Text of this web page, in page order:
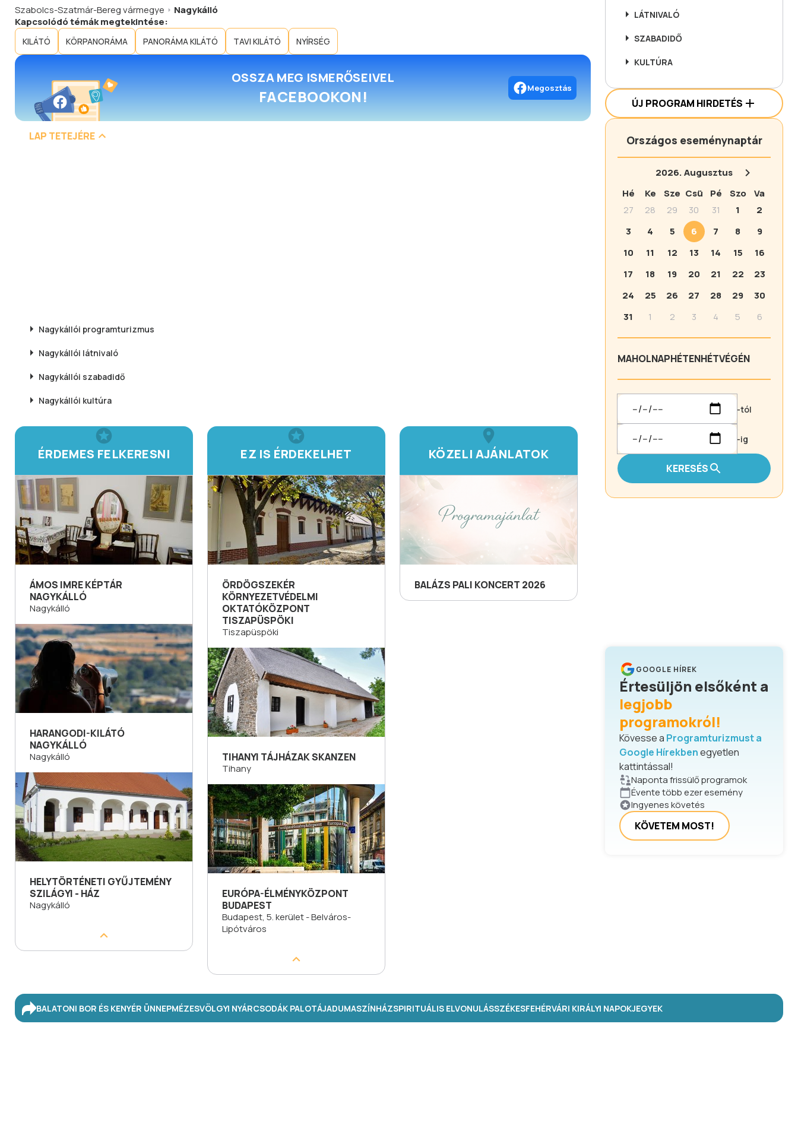
Szabolcs-Szatmár-Bereg vármegye
Nagykálló
Kapcsolódó témák megtekintése:
KILÁTÓ KÖRPANORÁMA PANORÁMA KILÁTÓ TAVI KILÁTÓ NYÍRSÉG
OSSZA MEG ISMERŐSEIVEL
FACEBOOKON! Megosztás
LAP TETEJÉRE
Nagykállói programturizmus
Nagykállói látnivaló
Nagykállói szabadidő
Nagykállói kultúra
ÉRDEMES FELKERESNI
ÁMOS IMRE KÉPTÁR
NAGYKÁLLÓ
Nagykálló
HARANGODI-KILÁTÓ
NAGYKÁLLÓ
Nagykálló
HELYTÖRTÉNETI GYŰJTEMÉNY
SZILÁGYI - HÁZ
Nagykálló
EZ IS ÉRDEKELHET
ÖRDÖGSZEKÉR
KÖRNYEZETVÉDELMI
OKTATÓKÖZPONT
TISZAPÜSPÖKI
Tiszapüspöki
TIHANYI TÁJHÁZAK SKANZEN
Tihany
EURÓPA-ÉLMÉNYKÖZPONT
BUDAPEST
Budapest, 5. kerület - Belváros-
Lipótváros
KÖZELI AJÁNLATOK
BALÁZS PALI KONCERT 2026
LÁTNIVALÓ
SZABADIDŐ
KULTÚRA
ÚJ PROGRAM HIRDETÉS
Országos eseménynaptár
2026.Augusztus
Hé
Ke Sze Csü Pé Szo
Va
27
28 29 30 31 1
2
3
4 5 6 7 8
9
10
11 12 13 14 15
16
17
18 19 20 21 22
23
24
25 26 27 28 29
30
31
1 2 3 4 5 6
MAHOLNAPHÉTENHÉTVÉGÉN
-tól
-ig
KERESÉS
GOOGLE HÍREK
Értesüljön elsőként a
legjobb
programokról!
Kövesse a Programturizmust a
Google Hírekbenegyetlen
kattintással!
Naponta frissülő programok
Évente több ezer esemény
Ingyenes követés
KÖVETEM MOST!
BALATONI BOR ÉS KENYÉR ÜNNEPMÉZESVÖLGYI NYÁRCSODÁK PALOTÁJADUMASZÍNHÁZSPIRITUÁLIS ELVONULÁSSZÉKESFEHÉRVÁRI KIRÁLYI NAPOKJEGYEK